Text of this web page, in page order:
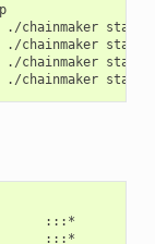
grep
./chainmaker start
./chainmaker start
./chainmaker start
./chainmaker start
:::*
:::*